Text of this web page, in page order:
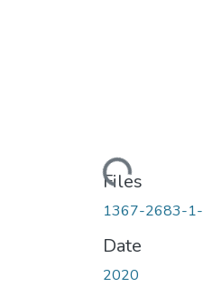
Loading...
Files
1367-2683-
Date
2020